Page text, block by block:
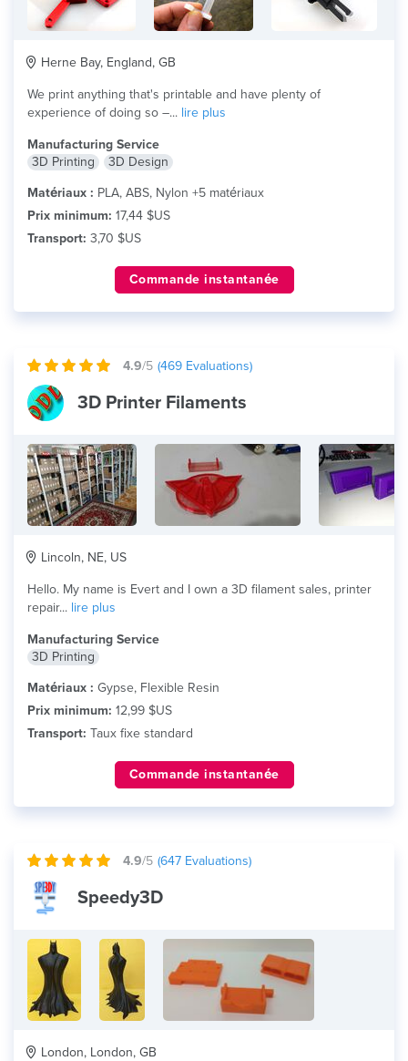
Herne Bay, England, GB
We print anything that's printable and have plenty of
experience of doing so –... lire plus
Manufacturing Service
3D Printing
3D Design
Matériaux : PLA, ABS, Nylon +5 matériaux
Prix minimum: 17,44 $US
Transport: 3,70 $US
Commande instantanée
4.9/5 (469 Evaluations)
3D Printer Filaments
Lincoln, NE, US
Hello. My name is Evert and I own a 3D filament sales, printer
repair... lire plus
Manufacturing Service
3D Printing
Matériaux : Gypse, Flexible Resin
Prix minimum: 12,99 $US
Transport: Taux fixe standard
Commande instantanée
4.9/5 (647 Evaluations)
Speedy3D
London, London, GB